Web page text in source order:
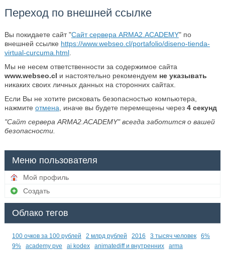
Переход по внешней ссылке
Вы покидаете сайт "Сайт сервера ARMA2.ACADEMY" по
внешней ссылке https://www.webseo.cl/portafolio/diseno-tienda-
virtual-curcuma.html.
Мы не несем ответственности за содержимое сайта
www.webseo.cl и настоятельно рекомендуем не указывать
никаких своих личных данных на сторонних сайтах.
Если Вы не хотите рисковать безопасностью компьютера,
нажмите отмена , иначе вы будете перемещены через 4секунд
"Сайт сервера ARMA2.ACADEMY" всегда заботится о вашей
безопасности.
Меню пользователя
Мой профиль
Создать
Облако тегов
100 очков за 100 рублей 2 млрд рублей 2016 3 тысяч человек
6%
9%
academy pve ai kodex animatediff и внутренних arma